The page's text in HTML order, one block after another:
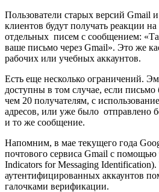
Пользователи старых версий Gmail
клиентов будут получать реакции
отдельных писем с сообщением:
ваше письмо через Gmail». Это же
рабочих или учебных аккаунтов.
Есть еще несколько ограничений.
доступны в том случае, если письмо
чем 20 получателям, с
адресов, или уже было отправлено
и то же сообщение.
Напомним, в мае текущего года
почтового сервиса Gmail с
Indicators for Messaging
аутентифицированных аккаунтов
галочками верификации.